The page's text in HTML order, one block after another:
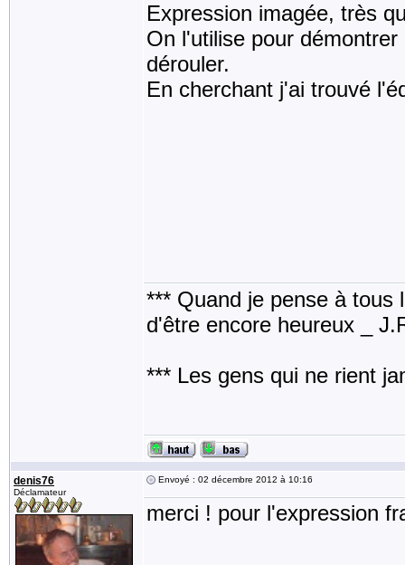
Expression imagée, très
On l'utilise pour
dérouler.
En cherchant j'ai trouvé
*** Quand je pense à tous
d'être encore heureux _
*** Les gens qui ne rient
denis76
Déclamateur
Envoyé : 02 décembre 2012 à 10:16
merci ! pour l'expression